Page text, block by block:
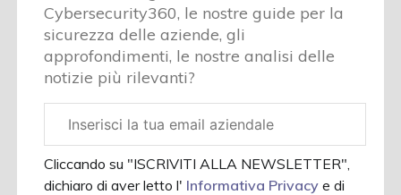
Cybersecurity360, le nostre guide per la
sicurezza delle aziende, gli
approfondimenti, le nostre analisi delle
notizie più rilevanti?
aziendale
Cliccando su "ISCRIVITI ALLA NEWSLETTER",
dichiaro di aver letto l' Informativa Privacye di